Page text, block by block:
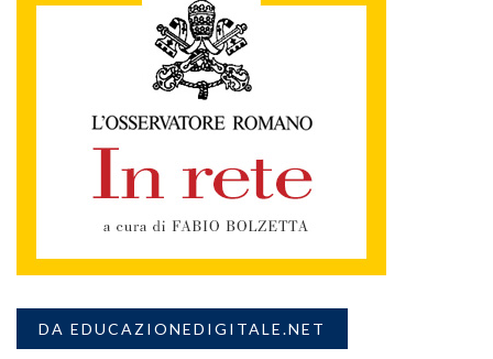
DA EDUCAZIONEDIGITALE.NET